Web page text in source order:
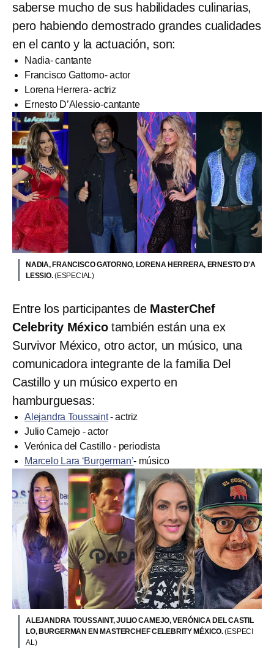
saberse mucho de sus habilidades culinarias,
pero habiendo demostrado grandes cualidades
en el canto y la actuación, son:
Nadia- cantante
Francisco Gattorno- actor
Lorena Herrera- actriz
Ernesto D’Alessio-cantante
NADIA, FRANCISCO GATORNO, LORENA HERRERA, ERNESTO D'A
LESSIO.(ESPECIAL)
Entre los participantes de MasterChef
Celebrity México también están una ex
Survivor México, otro actor, un músico, una
comunicadora integrante de la familia Del
Castillo y un músico experto en
hamburguesas:
Alejandra Toussaint- actriz
Julio Camejo - actor
Verónica del Castillo - periodista
Marcelo Lara ‘Burgerman’- músico
ALEJANDRA TOUSSAINT, JULIO CAMEJO, VERÓNICA DEL CASTIL
LO, BURGERMAN EN MASTERCHEF CELEBRITY MÉXICO.(ESPECI
AL)